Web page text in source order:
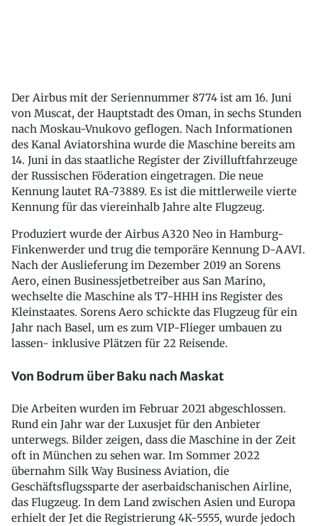
Der Airbus mit der Seriennummer 8774 ist am 16. Juni
von Muscat, der Hauptstadt des Oman, in sechs Stunden
nach Moskau-Vnukovo geflogen. Nach Informationen
des Kanal Aviatorshina wurde die Maschine bereits am
14. Juni in das staatliche Register der Zivilluftfahrzeuge
der Russischen Föderation eingetragen. Die neue
Kennung lautet RA-73889. Es ist die mittlerweile vierte
Kennung für das viereinhalb Jahre alte Flugzeug.
Produziert wurde der Airbus A320 Neo in Hamburg-
Finkenwerder und trug die temporäre Kennung D-AAVI.
Nach der Auslieferung im Dezember 2019 an Sorens
Aero, einen Businessjetbetreiber aus San Marino,
wechselte die Maschine als T7-HHH ins Register des
Kleinstaates. Sorens Aero schickte das Flugzeug für ein
Jahr nach Basel, um es zum VIP-Flieger umbauen zu
lassen- inklusive Plätzen für 22 Reisende.
Von Bodrum über Baku nach Maskat
Die Arbeiten wurden im Februar 2021 abgeschlossen.
Rund ein Jahr war der Luxusjet für den Anbieter
unterwegs. Bilder zeigen, dass die Maschine in der Zeit
oft in München zu sehen war. Im Sommer 2022
übernahm Silk Way Business Aviation, die
Geschäftsflugssparte der aserbaidschanischen Airline,
das Flugzeug. In dem Land zwischen Asien und Europa
erhielt der Jet die Registrierung 4K-5555, wurde jedoch